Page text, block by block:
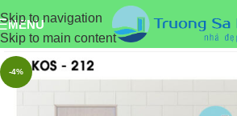
Skip to navigation
Skip to main content
MENU
-4%